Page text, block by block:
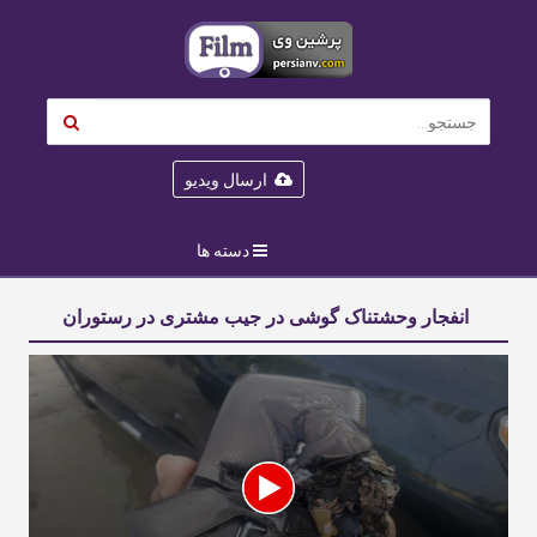
ارسال ویدیو
دسته ها
انفجار وحشتناک گوشی در جیب مشتری در رستوران